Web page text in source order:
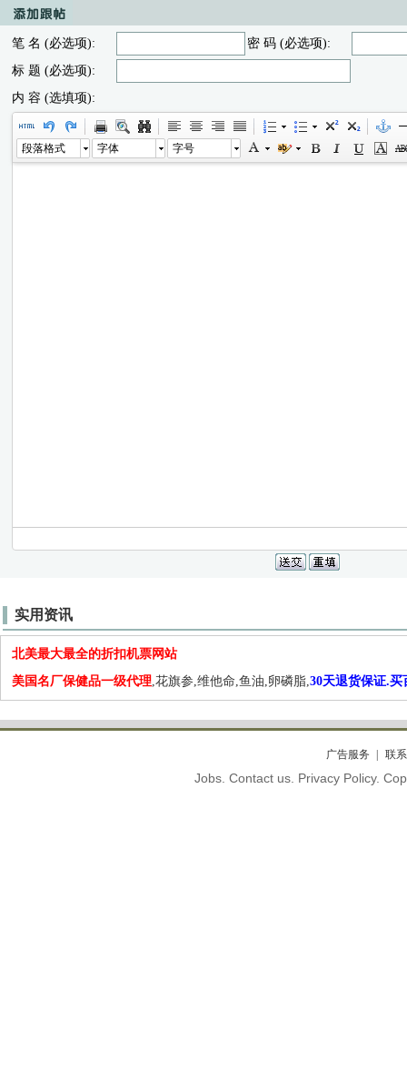
笔 名 (必选项):
密 码 (必选项):
标 题 (必选项):
内 容 (选填项):
段落格式 字体 字号
实用资讯
北美最大最全的折扣机票网站
美国名厂保健品一级代理,花旗参,维他命,鱼油,卵磷脂,30天退货保证.买
广告服务 联
Jobs. Contact us. Privacy Policy.